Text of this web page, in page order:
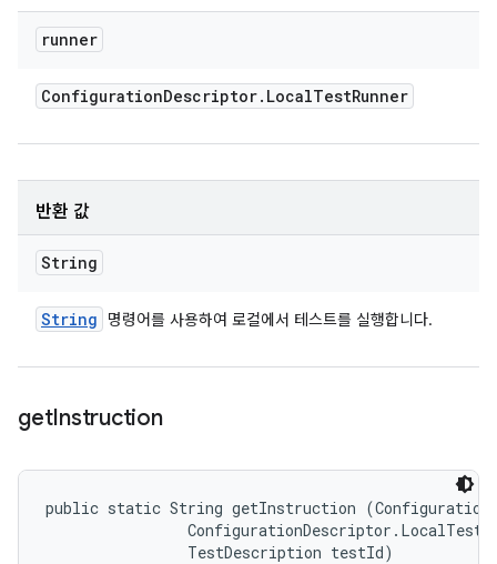
runner
ConfigurationDescriptor. LocalTestRunner
반환 값
String
String 명령어를 사용하여 로컬에서 테스트를 실행합니다.
getInstruction
public static String getInstruction
                TestDescription testId)